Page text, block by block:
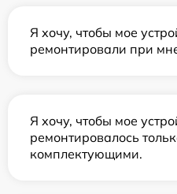
Я хочу, чтобы мое
ремонтировали при
Я хочу, чтобы мое
ремонтировалось
комплектующими.